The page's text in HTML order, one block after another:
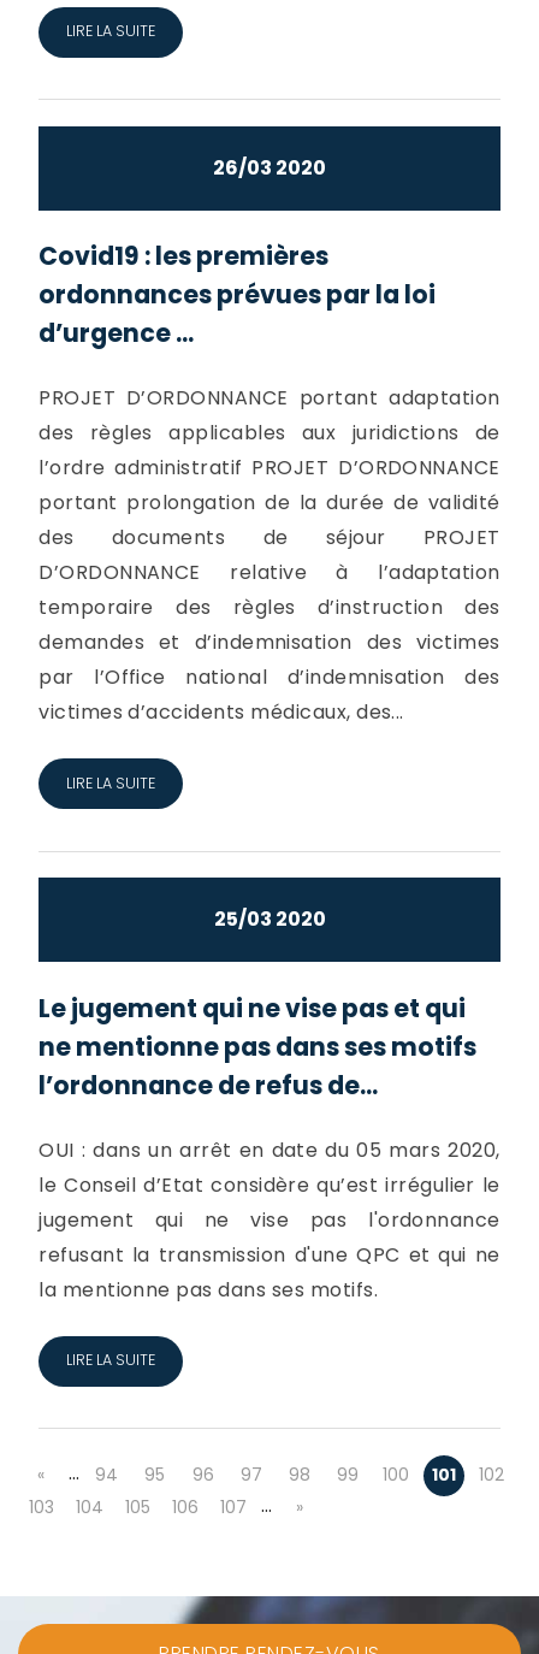
LIRE LA SUITE
26/03 2020
Covid19 : les premières
ordonnances prévues par la loi
d’urgence ...
PROJET D’ORDONNANCE portant adaptation
des règles applicables aux juridictions de
l’ordre administratif PROJET D’ORDONNANCE
portant prolongation de la durée de validité
des documents de séjour PROJET
D’ORDONNANCE relative à l’adaptation
temporaire des règles d’instruction des
demandes et d’indemnisation des victimes
par l’Office national d’indemnisation des
victimes d’accidents médicaux, des...
LIRE LA SUITE
25/03 2020
Le jugement qui ne vise pas et qui
ne mentionne pas dans ses motifs
l’ordonnance de refus de...
OUI : dans un arrêt en date du 05 mars 2020,
le Conseil d’Etat considère qu’est irrégulier le
jugement qui ne vise pas l'ordonnance
refusant la transmission d'une QPC et qui ne
la mentionne pas dans ses motifs.
LIRE LA SUITE
« … 94 95 96 97 98 99 100 101
102
103
104 105 106 107 … »